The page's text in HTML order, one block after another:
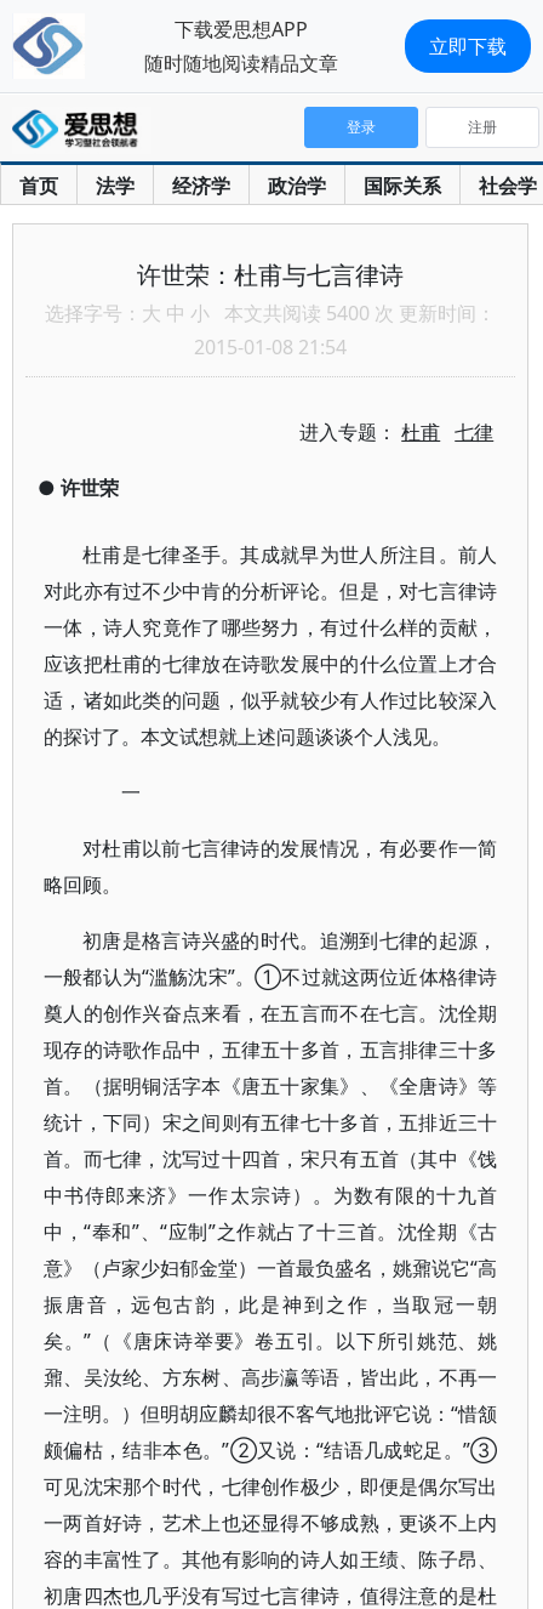
首页 法学 经济学 政治学 国际关系 社会学
登录 注册
许世荣：杜甫与七言律诗
选择字号： 大 中 小 本文共阅读 5400 次 更新时间：
2015-01-08 21:54
进入专题：杜甫 七律
● 许世荣
杜甫是七律圣手。其成就早为世人所注目。前人
对此亦有过不少中肯的分析评论。但是，对七言律诗
一体，诗人究竟作了哪些努力，有过什么样的贡献，
应该把杜甫的七律放在诗歌发展中的什么位置上才合
适，诸如此类的问题，似乎就较少有人作过比较深入
的探讨了。本文试想就上述问题谈谈个人浅见。
一
对杜甫以前七言律诗的发展情况，有必要作一简
略回顾。
初唐是格言诗兴盛的时代。追溯到七律的起源，
一般都认为“滥觞沈宋”。①不过就这两位近体格律诗
奠人的创作兴奋点来看，在五言而不在七言。沈佺期
现存的诗歌作品中，五律五十多首，五言排律三十多
首。（据明铜活字本《唐五十家集》、《全唐诗》等
统计，下同）宋之间则有五律七十多首，五排近三十
首。而七律，沈写过十四首，宋只有五首（其中《饯
中书侍郎来济》一作太宗诗）。为数有限的十九首
中，“奉和”、“应制”之作就占了十三首。沈佺期《古
意》（卢家少妇郁金堂）一首最负盛名，姚鼐说它“高
振唐音，远包古韵，此是神到之作，当取冠一朝
矣。”（《唐床诗举要》卷五引。以下所引姚范、姚
鼐、吴汝纶、方东树、高步瀛等语，皆出此，不再一
一注明。）但明胡应麟却很不客气地批评它说：“惜颔
颇偏枯，结非本色。”②又说：“结语几成蛇足。”③
可见沈宋那个时代，七律创作极少，即便是偶尔写出
一两首好诗，艺术上也还显得不够成熟，更谈不上内
容的丰富性了。其他有影响的诗人如王绩、陈子昂、
初唐四杰也几乎没有写过七言律诗，值得注意的是杜
下载爱思想APP
随时随地阅读精品文章
立即下载